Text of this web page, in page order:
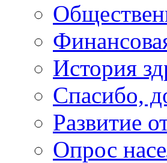
История
Спасибо,
Развитие
Опрос